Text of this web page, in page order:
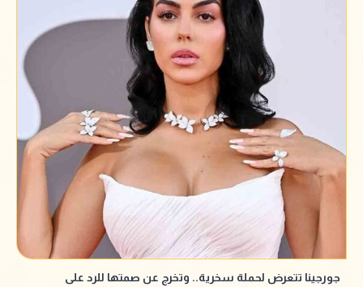
جورجينا تتعرض لحملة سخرية.. وتخرج عن صمتها للرد على